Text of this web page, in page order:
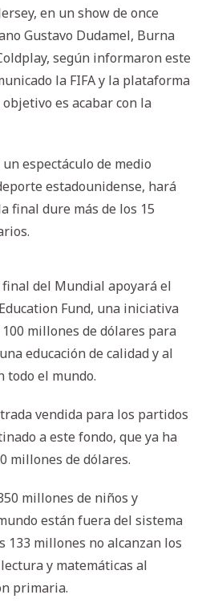
en un show de once
Gustavo Dudamel, Burna
según informaron este
la FIFA y la plataforma
es acabar con la
espectáculo de medio
estadounidense, hará
final dure más de los 15
final del Mundial apoyará el
Fund, una iniciativa
millones de dólares para
educación de calidad y al
todo el mundo.
vendida para los partidos
a este fondo, que ya ha
millones de dólares.
millones de niños y
están fuera del sistema
133 millones no alcanzan los
y matemáticas al
primaria.